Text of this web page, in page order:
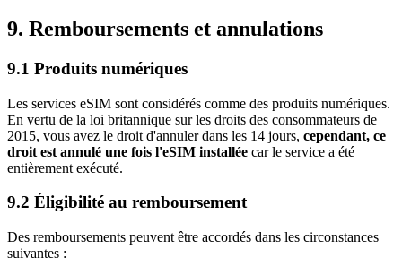
9. Remboursements et annulations
9.1 Produits numériques
Les services eSIM sont considérés comme des produits numériques.
En vertu de la loi britannique sur les droits des consommateurs de
2015, vous avez le droit d'annuler dans les 14 jours, cependant, ce
droit est annulé une fois l'eSIM installée car le service a été
entièrement exécuté.
9.2 Éligibilité au remboursement
Des remboursements peuvent être accordés dans les circonstances
suivantes :